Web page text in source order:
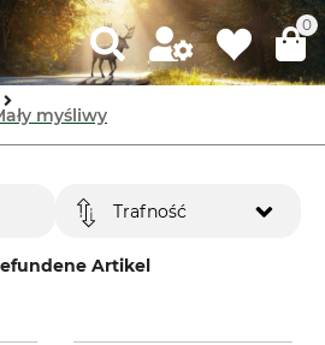
0
myśliwy
Artikel
Trafność